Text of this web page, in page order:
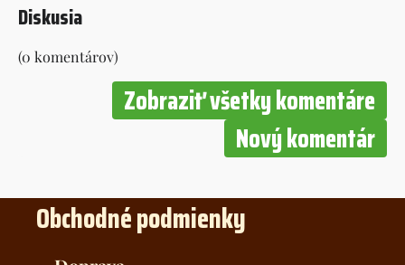
Diskusia
(0 komentárov)
Zobraziť všetky komentáre
Nový komentár
Obchodné podmienky